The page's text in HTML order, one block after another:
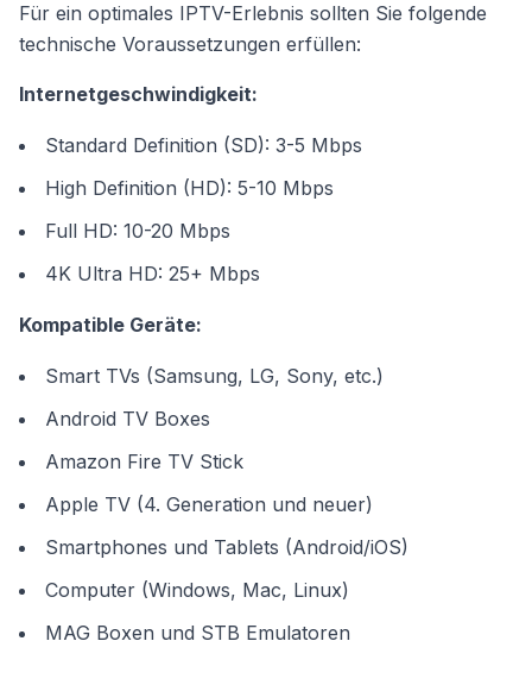
Für ein optimales IPTV-Erlebnis sollten Sie folgende
technische Voraussetzungen erfüllen:
Internetgeschwindigkeit:
Standard Definition (SD): 3-5 Mbps
High Definition (HD): 5-10 Mbps
Full HD: 10-20 Mbps
4K Ultra HD: 25+ Mbps
Kompatible Geräte:
Smart TVs (Samsung, LG, Sony, etc.)
Android TV Boxes
Amazon Fire TV Stick
Apple TV (4. Generation und neuer)
Smartphones und Tablets (Android/iOS)
Computer (Windows, Mac, Linux)
MAG Boxen und STB Emulatoren